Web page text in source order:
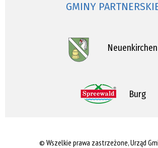
GMINY
Neuenkirchen
Burg
© Wszelkie prawa zastrzeżone, Urząd